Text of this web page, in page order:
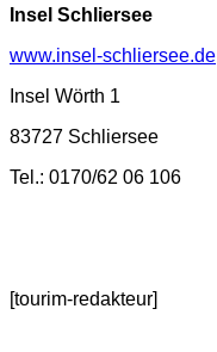
Insel Schliersee
www.insel-schliersee.de
Insel Wörth 1
83727 Schliersee
Tel.: 0170/62 06 106
[tourim-redakteur]